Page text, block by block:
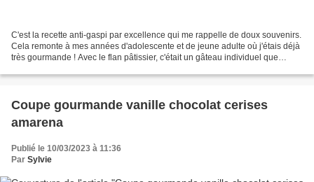
C'est la recette anti-gaspi par excellence qui me rappelle de doux souvenirs.
Cela remonte à mes années d'adolescente et de jeune adulte où j'étais déjà
très gourmande ! Avec le flan pâtissier, c'était un gâteau individuel que
Coupe gourmande vanille chocolat cerises
amarena
Publié le 10/03/2023 à 11:36
Par Sylvie